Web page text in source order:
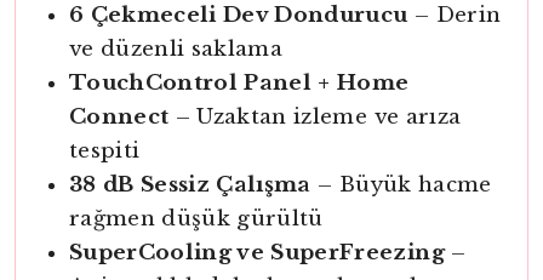
6 Çekmeceli Dev Dondurucu– Derin
ve düzenli saklama
TouchControl Panel + Home
Connect – Uzaktan izleme ve arıza
tespiti
38 dB Sessiz Çalışma – Büyük hacme
rağmen düşük gürültü
SuperCooling ve SuperFreezing–